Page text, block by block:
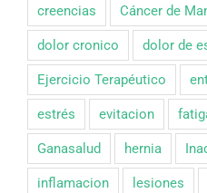
creencias Cáncer de
dolor cronico dolor de
Ejercicio Terapéutico
estrés evitacion
Ganasalud hernia
inflamacion lesiones